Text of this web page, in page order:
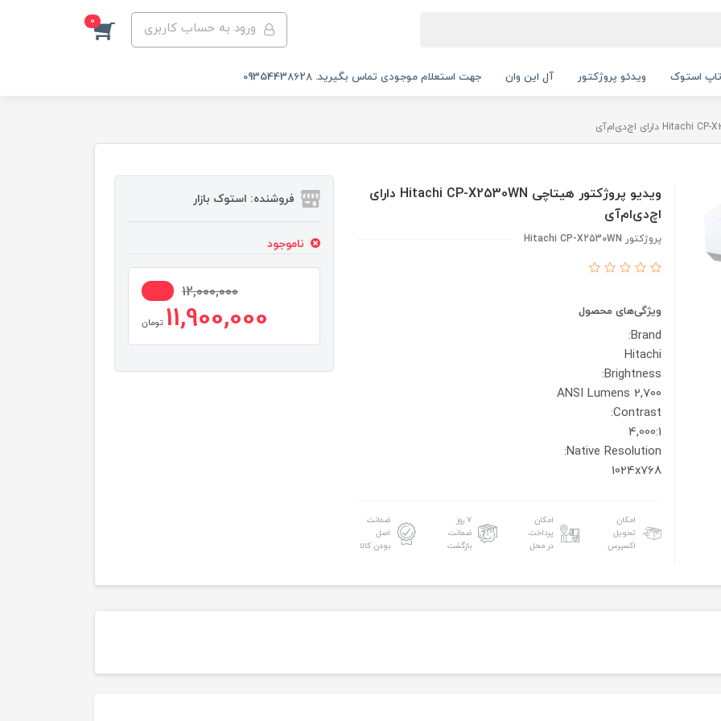
ورود به حساب کاربری 0
استوک ویدئو پروژکتور آل این وان جهت استعلام موجودی تماس بگیرید. 09354438628
ویدیو پروژکتور هیتاچی Hitachi CP-X2530WN دارای
اچ‌دی‌ام‌آی
پروژکتور Hitachi CP-X2530WN
ویژگی‌های محصول
Brand:
Hitachi
Brightness:
2,700 ANSI Lumens
Contrast:
4,000:1
Native Resolution:
1024x768
امکان
تحویل
اکسپرس
امکان
پرداخت
در محل
۷ روز
ضمانت
بازگشت
ضمانت
اصل
بودن کالا
فروشنده: استوک بازار
ناموجود
12,000,000
11,900,000 تومان